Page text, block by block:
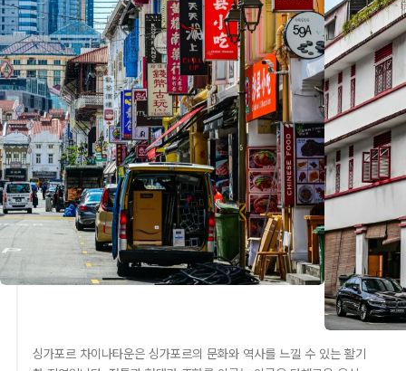
싱가포르 차이나타운은 싱가포르의 문화와 역사를 느낄 수 있는 활기